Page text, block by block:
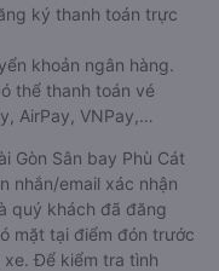
ký thanh toán trực
khoản ngân hàng.
thể thanh toán vé
AirPay, VNPay,…
Gòn Sân bay Phù Cát
nhắn/email xác nhận
quý khách đã đăng
mặt tại điểm đón trước
Để kiểm tra tình